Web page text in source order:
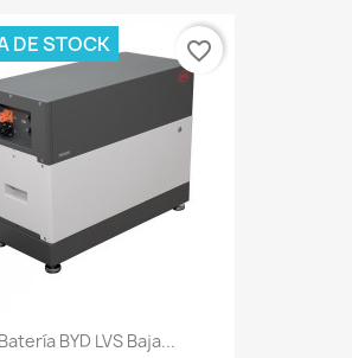
Batería BYD LVS Baja...
DE STOCK favorite_border